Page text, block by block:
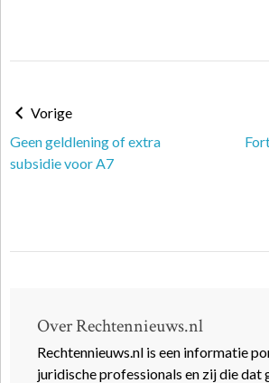
Vorige
Geen geldlening of extra
subsidie voor A7
Over Rechtennieuws.nl
Rechtennieuws.nl is een informatie
juridische professionals en zij die dat